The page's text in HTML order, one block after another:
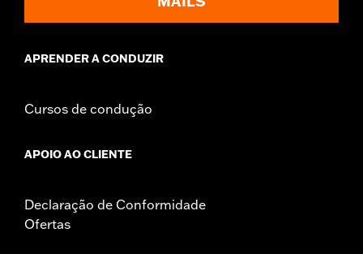
meets applicable regulations.
APRENDER A CONDUZIR
Cursos de condução
APOIO AO CLIENTE
Declaração de Conformidade
Ofertas